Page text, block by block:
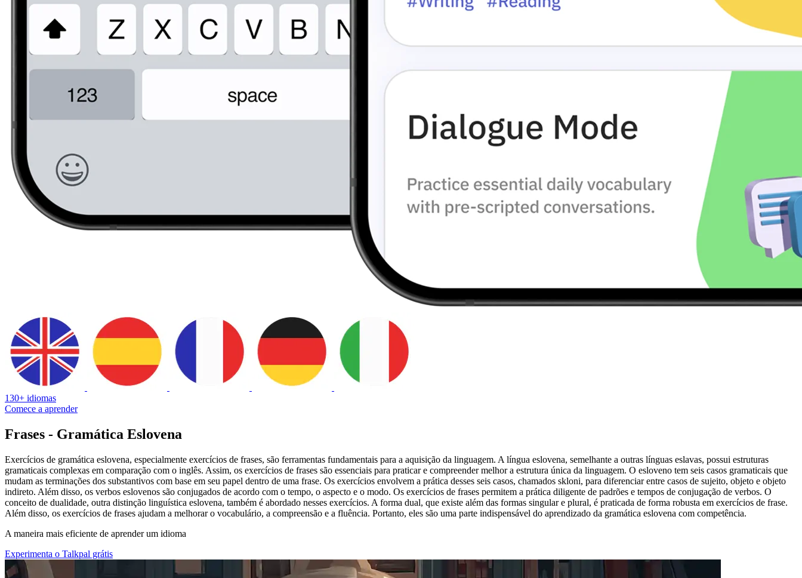
130+ idiomas
Comece a aprender
Frases - Gramática Eslovena
Exercícios de gramática eslovena, especialmente exercícios de frases, são ferramentas fundamentais para a aquisição da linguagem. A língua eslovena, semelhante a outras línguas eslavas, possui estruturas
gramaticais complexas em comparação com o inglês. Assim, os exercícios de frases são essenciais para praticar e compreender melhor a estrutura única da linguagem. O esloveno tem seis casos gramaticais que
mudam as terminações dos substantivos com base em seu papel dentro de uma frase. Os exercícios envolvem a prática desses seis casos, chamados skloni, para diferenciar entre casos de sujeito, objeto e objeto
indireto. Além disso, os verbos eslovenos são conjugados de acordo com o tempo, o aspecto e o modo. Os exercícios de frases permitem a prática diligente de padrões e tempos de conjugação de verbos. O
conceito de dualidade, outra distinção linguística eslovena, também é abordado nesses exercícios. A forma dual, que existe além das formas singular e plural, é praticada de forma robusta em exercícios de frase.
Além disso, os exercícios de frases ajudam a melhorar o vocabulário, a compreensão e a fluência. Portanto, eles são uma parte indispensável do aprendizado da gramática eslovena com competência.
A maneira mais eficiente de aprender um idioma
Experimenta o Talkpal grátis